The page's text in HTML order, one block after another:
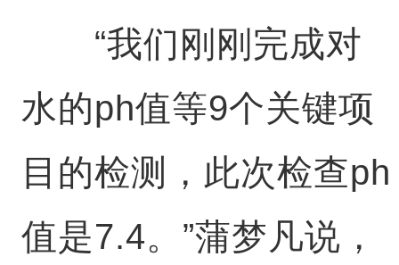
“我们刚刚完成对
水的ph值等9个关键项
目的检测，此次检查ph
值是7.4。”蒲梦凡说，